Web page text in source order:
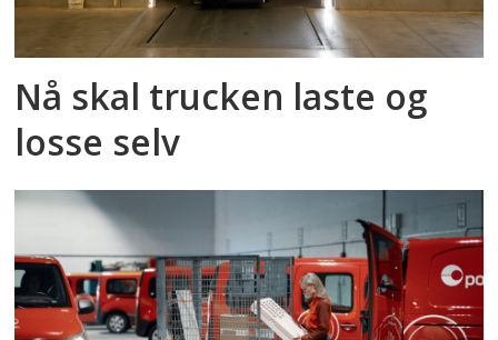
Nå skal trucken laste og
losse selv